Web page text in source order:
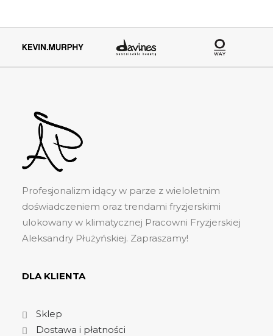
Profesjonalizm idący w parze z wieloletnim
doświadczeniem oraz trendami fryzjerskimi
ulokowany w klimatycznej Pracowni Fryzjerskiej
Aleksandry Płużyńskiej. Zapraszamy!
DLA KLIENTA
Sklep
Dostawa i płatności